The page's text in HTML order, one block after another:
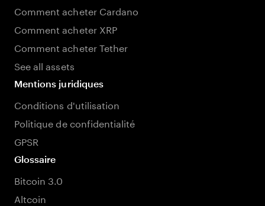
Comment acheter Cardano
Comment acheter XRP
Comment acheter Tether
See all assets
Mentions juridiques
Conditions d'utilisation
Politique de confidentialité
GPSR
Glossaire
Bitcoin 3.0
Altcoin